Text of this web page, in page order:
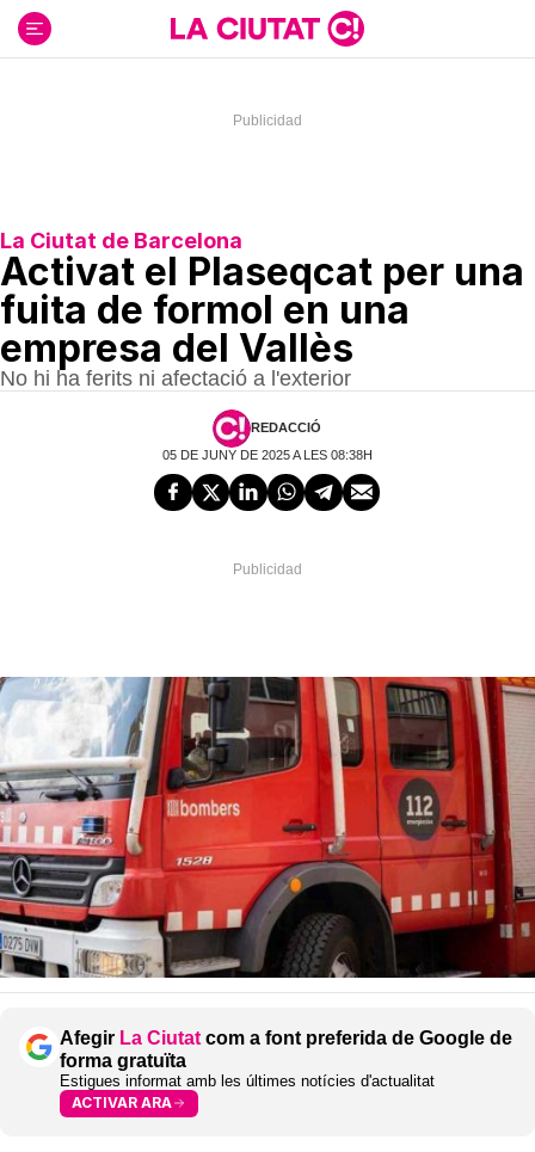
contenido
La Ciutat de Barcelona
Activat el Plaseqcat per una
fuita de formol en una
empresa del Vallès
No hi ha ferits ni afectació a l'exterior
REDACCIÓ
05 DE JUNY DE 2025 A LES 08:38H
Afegir La Ciutat com a font preferida de Google de
forma gratuïta
Estigues informat amb les últimes notícies d'actualitat
ACTIVAR ARA